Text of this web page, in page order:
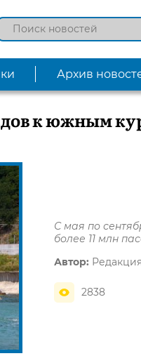
Архив
к южным
С мая по
более 11 млн
Автор:
2838